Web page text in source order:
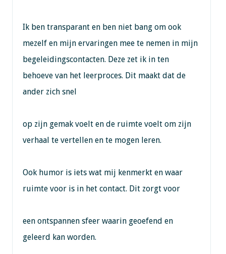
Ik ben transparant en ben niet bang om ook
mezelf en mijn ervaringen mee te nemen in mijn
begeleidingscontacten. Deze zet ik in ten
behoeve van het leerproces. Dit maakt dat de
ander zich snel
op zijn gemak voelt en de ruimte voelt om zijn
verhaal te vertellen en te mogen leren.
Ook humor is iets wat mij kenmerkt en waar
ruimte voor is in het contact. Dit zorgt voor
een ontspannen sfeer waarin geoefend en
geleerd kan worden.